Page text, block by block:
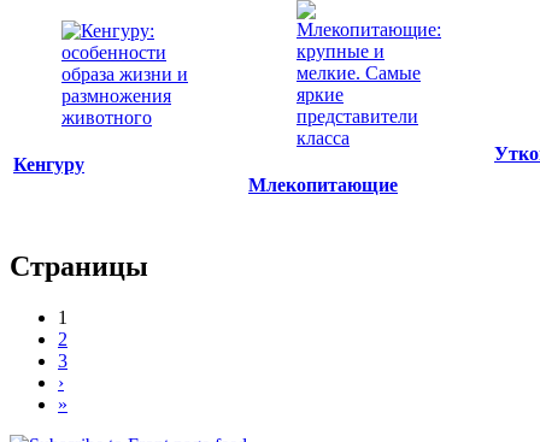
Кенгуру
Млекопитающие
Страницы
1
2
3
›
»